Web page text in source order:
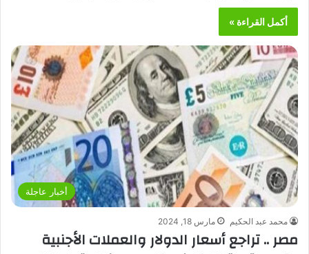
أكمل القراءة »
أخبار عاجلة
محمد عبد الحكيم مارس 18, 2024
مصر .. تراجع أسعار الدولار والعملات الأجنبية